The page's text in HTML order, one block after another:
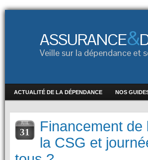
ASSURANCE&
Veille sur la dépendance et
ACTUALITÉ DE LA DÉPENDANCE NOS
JUIL
31
Financement
la CSG et